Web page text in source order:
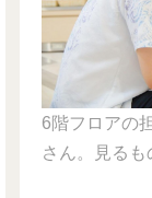
6階フロアの
さん。見るも